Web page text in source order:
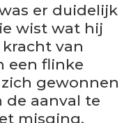
er duidelijk
wist wat hij
van
een flinke
gewonnen
de aanval te
misging.